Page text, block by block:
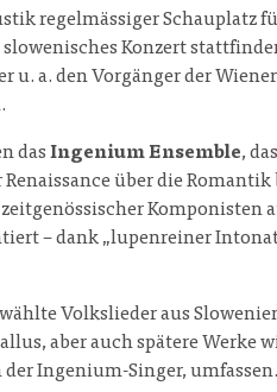
regelmässiger Schauplatz
Konzert
u. a. den Vorgänger der
das Ingenium Ensemble,
über die
Komponisten
– dank „lupenreiner
Volkslieder aus
aber auch spätere Werke
Ingenium-Singer, umfassen.